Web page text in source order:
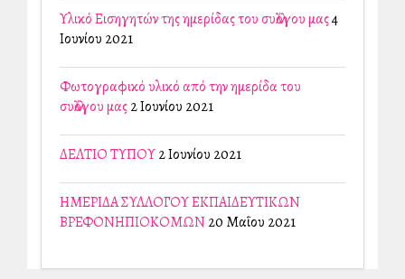
Υλικό Εισηγητών της ημερίδας του συλλόγου μας4
Ιουνίου 2021
Φωτογραφικό υλικό από την ημερίδα του
συλλόγου μας2 Ιουνίου 2021
ΔΕΛΤΙΟ ΤΥΠΟΥ2 Ιουνίου 2021
ΗΜΕΡΙΔΑ ΣΥΛΛΟΓΟΥ ΕΚΠΑΙΔΕΥΤΙΚΩΝ
ΒΡΕΦΟΝΗΠΙΟΚΟΜΩΝ 20 Μαΐου 2021